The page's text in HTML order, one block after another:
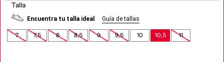
Talla
Encuentra tu talla ideal Guía de tallas
7 7,5 8 8,5 9 9,5 10 10,5 11